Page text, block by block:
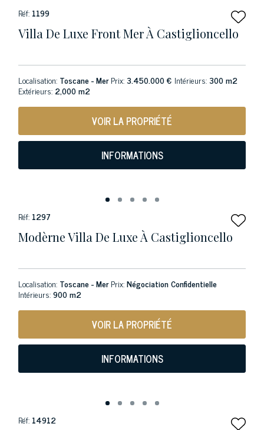
Réf: 1199
Villa De Luxe Front Mer À Castiglioncello
Localisation: Toscane - MerPrix:3.450.000 € Intérieurs:300 m2
Extérieurs: 2,000 m2
VOIR LA PROPRIÉTÉ
INFORMATIONS
Réf: 1297
Modèrne Villa De Luxe À Castiglioncello
Localisation: Toscane - MerPrix:Négociation Confidentielle
Intérieurs:900 m2
VOIR LA PROPRIÉTÉ
INFORMATIONS
Réf: 14912